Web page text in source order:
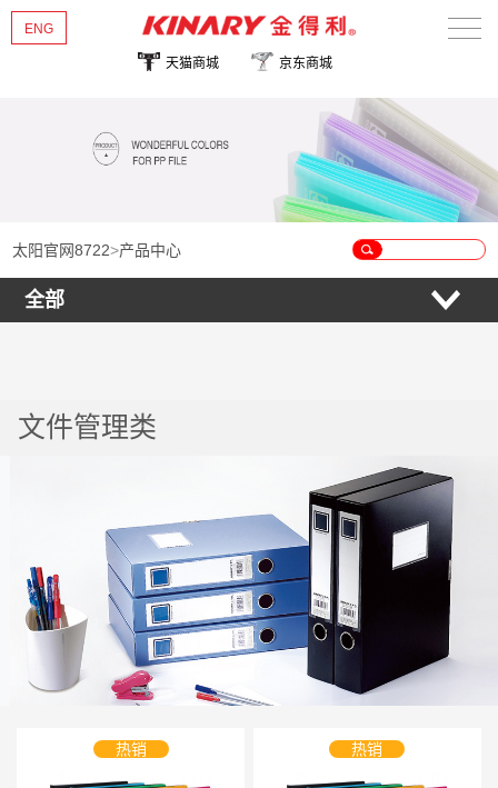
ENG
天猫商城 京东商城
关于金得利
热销新品
产品中心
新闻资讯
太阳官网8722>产品中心
全部
文件管理类
热销 热销